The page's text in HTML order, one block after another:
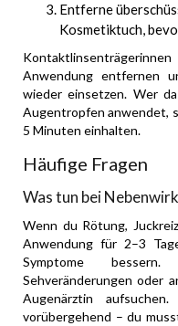
Entferne
Kosmetiktuch,
Anwendung entfernen
wieder einsetzen. Wer
Augentropfen anwendet,
5 Minuten einhalten.
Häufige Fragen
Was tun bei
Wenn du Rötung,
Anwendung für 2–3
Symptome
Sehveränderungen oder
Augenärztin
vorübergehend – du